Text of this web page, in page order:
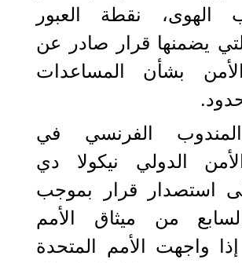
الهوى، نقطة العبور
يضمنها قرار صادر عن
بشأن المساعدات
الفرنسي في
الدولي نيكولا دي
استصدار قرار بموجب
من ميثاق الأمم
إذا واجهت الأمم المتحدة